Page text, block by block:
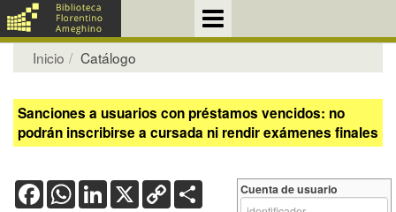
Inicio Catálogo
Sanciones a usuarios con préstamos vencidos: no
podrán inscribirse a cursada ni rendir exámenes finales
FacebookWhatsApp
LinkedIn
X Copy
Link
Cuenta de usuario